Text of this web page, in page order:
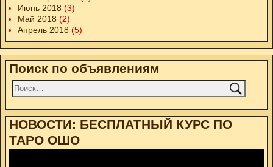
Июнь 2018 (3)
Май 2018 (2)
Апрель 2018 (5)
Поиск по объявлениям
НОВОСТИ: БЕСПЛАТНЫЙ КУРС ПО
ТАРО ОШО